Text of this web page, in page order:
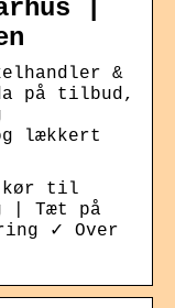
|
&
på tilbud,
lækkert
kør til
| Tæt på
✓ Over